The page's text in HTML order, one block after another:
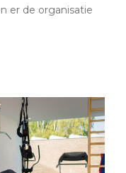
er de organisatie